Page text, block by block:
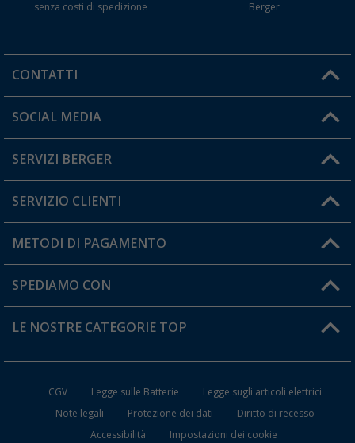
senza costi di spedizione
Berger
CONTATTI
Orari di apertura del servizio:
Hai una domanda?
SOCIAL MEDIA
SERVIZI BERGER
Diventare rivenditori
Il mio Account
Carta fedeltà Berger
SERVIZIO CLIENTI
Informazioni sulla spedizione
Resi
FAQ e Contatti
METODI DI PAGAMENTO
SPEDIAMO CON
LE NOSTRE CATEGORIE TOP
Mobili per il Campeggio
CGV Legge sulle Batterie
Legge sugli articoli elettrici
Note legali
Protezione dei dati
Diritto di recesso
Accessibilità
Impostazioni dei cookie